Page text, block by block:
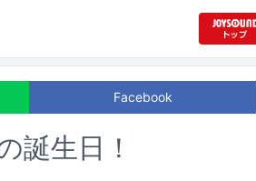
Facebook
誕生日！